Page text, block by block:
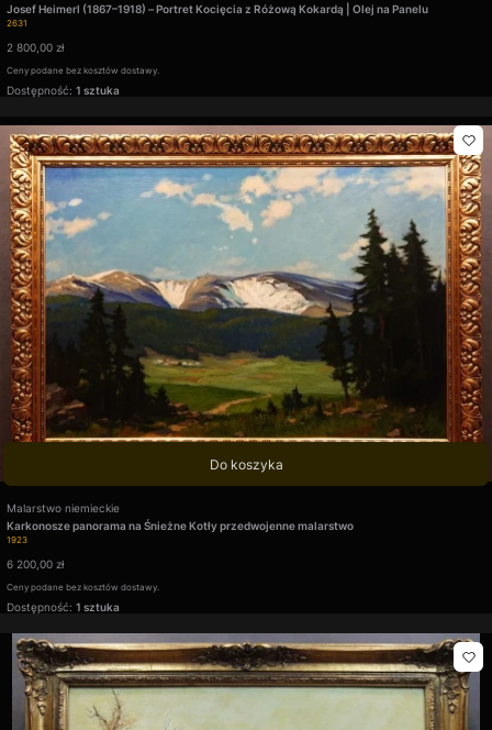
Kod produktu
2631
Josef Heimerl (1867–1918) – Portret Kocięcia z Różową Kokardą | Olej na Panelu
Cena
2 800,00 zł
Ceny podane bez kosztów dostawy.
Dostępność: 1 sztuka
Do koszyka
Kod produktu
1923
Karkonosze panorama na Śnieżne Kotły przedwojenne malarstwo
Producent
Malarstwo niemieckie
Cena
6 200,00 zł
Ceny podane bez kosztów dostawy.
Dostępność: 1 sztuka